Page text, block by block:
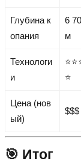
Глубина к
опания
6
м
Технологи
и
⭐
Цена (нов
ый)
$$$
🎯 Итог